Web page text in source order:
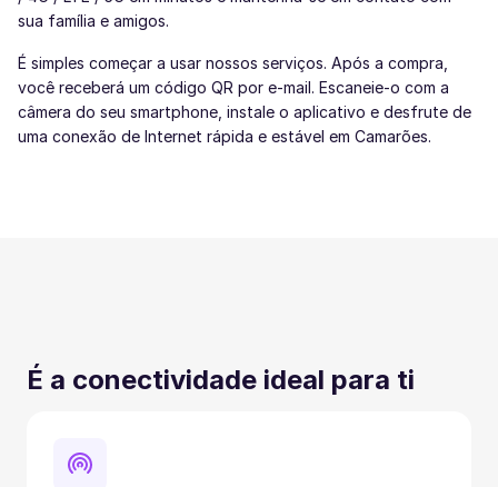
sua família e amigos.
É simples começar a usar nossos serviços. Após a compra,
você receberá um código QR por e-mail. Escaneie-o com a
câmera do seu smartphone, instale o aplicativo e desfrute de
uma conexão de Internet rápida e estável em Camarões.
É a conectividade ideal para ti